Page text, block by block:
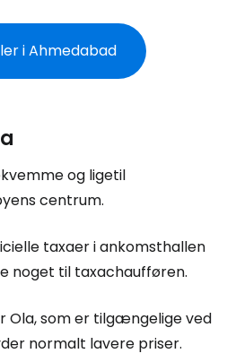
i Ahmedabad
og ligetil
centrum.
taxaer i ankomsthallen
noget til taxachaufføren.
Ola, som er tilgængelige ved
normalt lavere priser.